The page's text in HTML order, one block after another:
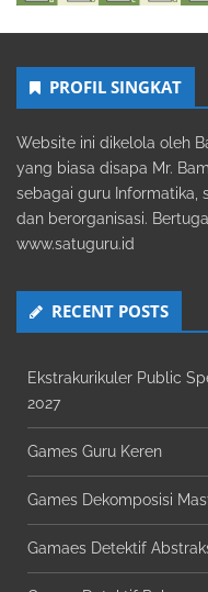
PROFIL SINGKAT
Website ini dikelola oleh
yang biasa disapa Mr.
sebagai guru Informatika,
dan berorganisasi.
www.satuguru.id
RECENT POSTS
Ekstrakurikuler Public
2027
Games Guru Keren
Games Dekomposisi
Gamaes Detektif